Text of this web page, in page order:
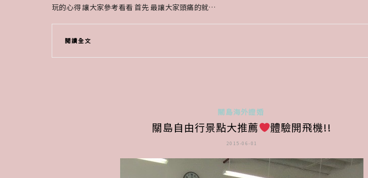
玩的心得 讓大家參考看看 首先 最讓大家頭痛的就…
閱讀全文
關島海外證婚
關島自由行景點大推薦 體驗開飛機!!
2015-06-01